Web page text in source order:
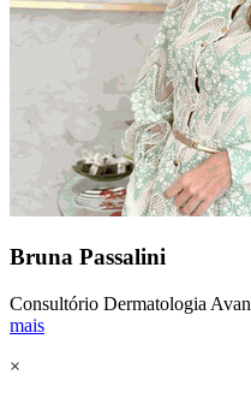
Bruna Passalini
Consultório Dermatologia
mais
×